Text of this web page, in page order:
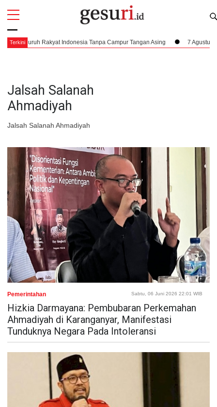
TerkiniRakyat Indonesia Tanpa Campur Tangan Asing 7 Agustus 1945,
Jalsah Salanah
Ahmadiyah
Jalsah Salanah Ahmadiyah
All
Pemerintahan Sabtu, 06 Juni 2026 22:01 WIB
Hizkia Darmayana: Pembubaran Perkemahan
Ahmadiyah di Karanganyar, Manifestasi
Tunduknya Negara Pada Intoleransi